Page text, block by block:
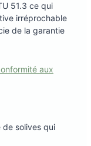
51.3 ce qui
irréprochable
de la garantie
aux
de solives qui